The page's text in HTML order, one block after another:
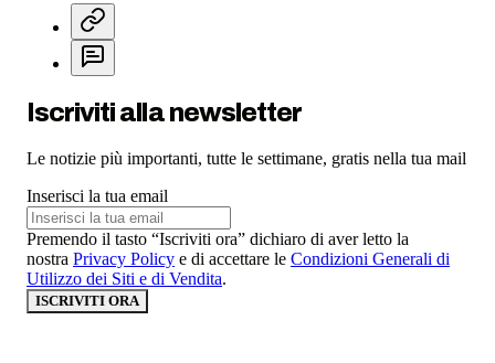
Iscriviti alla newsletter
Le notizie più importanti, tutte le settimane, gratis nella tua mail
Inserisci la tua email
Premendo il tasto “Iscriviti ora” dichiaro di aver letto la
nostra Privacy Policy e di accettare le Condizioni Generali di
Utilizzo dei Siti e di Vendita.
ISCRIVITI ORA